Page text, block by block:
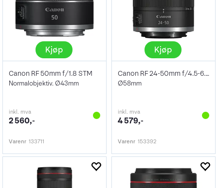
Kjøp
Canon RF 50mm f/1.8 STM
Normalobjektiv. Ø43mm
inkl. mva
2 560,-
Varenr 133711
Kjøp
Canon RF 24-50mm f/4.5-6.3 IS STM
Ø58mm
inkl. mva
4 579,-
Varenr 153392